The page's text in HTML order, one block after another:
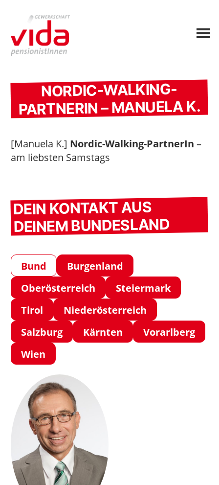
NORDIC-WALKING-
PARTNERIN – MANUELA K.
[Manuela K.] Nordic-Walking-PartnerIn–
am liebsten Samstags
DEIN KONTAKT AUS
DEINEM BUNDESLAND
Bund
Burgenland
Oberösterreich
Steiermark
Tirol
Niederösterreich
Salzburg
Kärnten
Vorarlberg
Wien